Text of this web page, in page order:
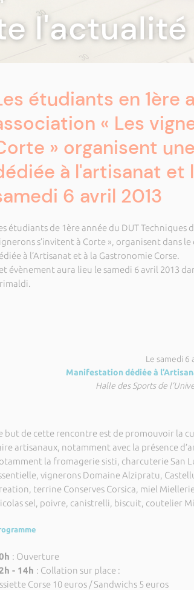
étudiants en 1ère
« Les
» organisent
à l'artisanat et
6 avril 2013
étudiants de 1ère année du DUT Techniques
s’invitent à Corte », organisent dans
à l’Artisanat et à la Gastronomie Corse.
évènement aura lieu le samedi 6 avril 2013
Le samedi 6
Manifestation dédiée à
Halle des Sports de
but de cette rencontre est de promouvoir la
artisanaux, notamment avec la présence
la fromagerie sisti, charcuterie San
vignerons Domaine Alzipratu,
terrine Conserves Corsica, miel
sel, poivre, canistrelli, biscuit, coutelier
: Ouverture
- 14h : Collation sur place :
Corse 10 euros / Sandwichs 5 euros